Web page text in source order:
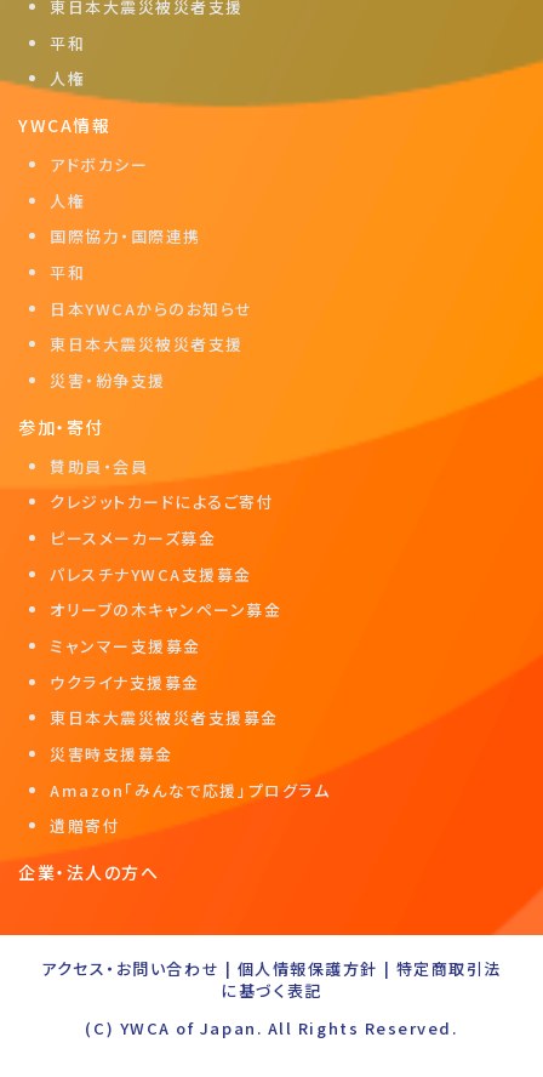
東日本大震災被災者支援
平和
人権
YWCA情報
アドボカシー
人権
国際協力・国際連携
平和
日本YWCAからのお知らせ
東日本大震災被災者支援
災害・紛争支援
参加・寄付
賛助員・会員
クレジットカードによるご寄付
ピースメーカーズ募金
パレスチナYWCA支援募金
オリーブの木キャンペーン募金
ミャンマー支援募金
ウクライナ支援募金
東日本大震災被災者支援募金
災害時支援募金
Amazon「みんなで応援」プログラム
遺贈寄付
企業・法人の方へ
アクセス・お問い合わせ | 個人情報保護方針 | 特定商取引法
に基づく表記
(C) YWCA of Japan. All Rights Reserved.